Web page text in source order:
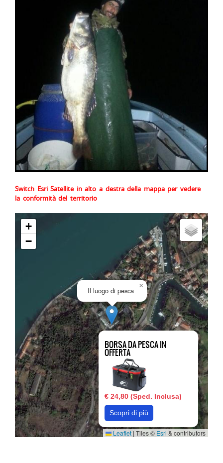
Switch Esri Satellite in alto a destra della mappa per vedere
la conformità del territorio
BORSA DA PESCA IN
OFFERTA
€ 24,80 (Sped. Inclusa)
Scopri di più
Il luogo di pesca
×
+
−
Leaflet | Tiles © Esri & contributors